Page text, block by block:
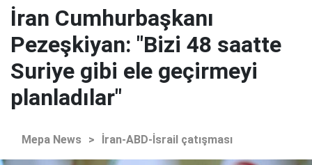
İran Cumhurbaşkanı
Pezeşkiyan: "Bizi 48 saatte
Suriye gibi ele geçirmeyi
planladılar"
Mepa News > İran-ABD-İsrail çatışması